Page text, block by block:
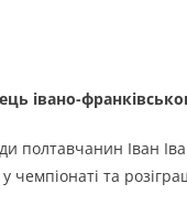
івано-
полтавчанин Іван
чемпіонаті та